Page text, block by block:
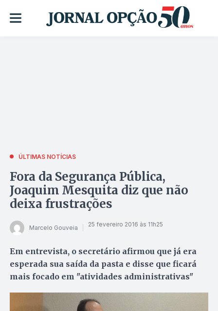
ÚLTIMAS NOTÍCIAS
Fora da Segurança Pública,
Joaquim Mesquita diz que não
deixa frustrações
Marcelo Gouveia 25 fevereiro 2016 às 11h25
Em entrevista, o secretário afirmou que já era
esperada sua saída da pasta e disse que ficará
mais focado em "atividades administrativas"